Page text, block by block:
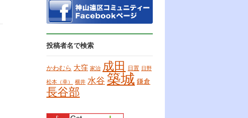
投稿者名で検索
かわむら 大窪 家治 成田 日置 日野
松本（幸） 横井 水谷 築城 鎌倉
長谷部